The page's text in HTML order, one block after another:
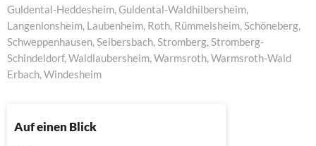
Guldental-Heddesheim, Guldental-Waldhilbersheim,
Langenlonsheim, Laubenheim, Roth, Rümmelsheim, Schöneberg,
Schweppenhausen, Seibersbach, Stromberg, Stromberg-
Schindeldorf, Waldlaubersheim, Warmsroth, Warmsroth-Wald
Erbach, Windesheim
Auf einen Blick